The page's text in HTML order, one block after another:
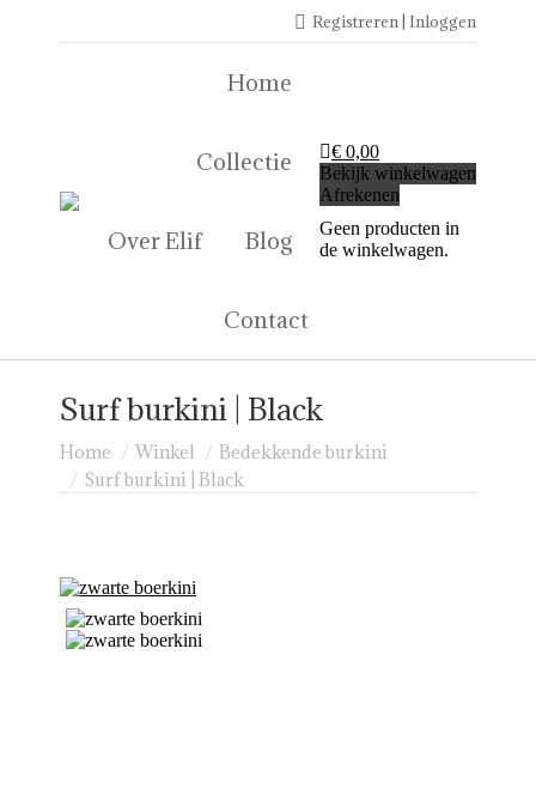
Registreren | Inloggen
Home
Collectie
Over Elif Blog
Contact
€ 0,00
Bekijk winkelwagen
Afrekenen
Geen producten in
de winkelwagen.
Surf burkini | Black
Home Winkel
Bedekkende burkini
Surf burkini | Black